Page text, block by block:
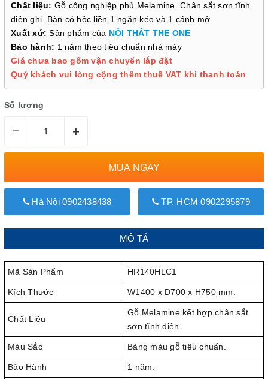
Chất liệu: Gỗ công nghiệp phủ Melamine. Chân sắt sơn tĩnh
điện ghi. Bàn có hộc liền 1 ngăn kéo và 1 cánh mở
Xuất xứ: Sản phẩm của NỘI THẤT THE ONE
Bảo hành: 1 năm theo tiêu chuẩn nhà máy
Giá chưa bao gồm vận chuyển lắp đặt
Quý khách vui lòng cộng thêm thuế VAT khi thanh toán
Số lượng
– +
MUA NGAY
Hà Nội 0902438438 TP. HCM 0902295879
MÔ TẢ
Mã Sản Phẩm HR140HLC1
Kích Thước W1400 x D700 x H750 mm.
Chất Liệu
Gỗ Melamine kết hợp chân sắt
sơn tĩnh điện.
Màu Sắc Bảng màu gỗ tiêu chuẩn.
Bảo Hành 1 năm.